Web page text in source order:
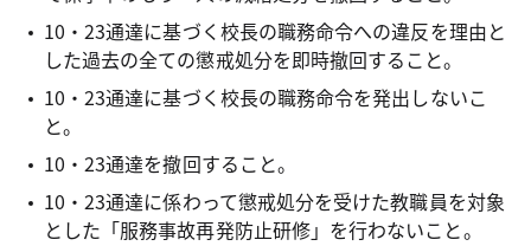
10・23通達に基づく校長の職務命令への違反を理由と
した過去の全ての懲戒処分を即時撤回すること。
10・23通達に基づく校長の職務命令を発出しないこ
と。
10・23通達を撤回すること。
10・23通達に係わって懲戒処分を受けた教職員を対象
とした「服務事故再発防止研修」を行わないこと。